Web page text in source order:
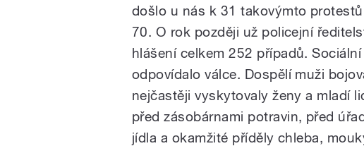
došlo u nás k 31 takovýmto
70. O rok později už policejní
hlášení celkem 252 případů.
odpovídalo válce. Dospělí muži
nejčastěji vyskytovaly ženy a mladí
před zásobárnami potravin, před
jídla a okamžité příděly chleba,